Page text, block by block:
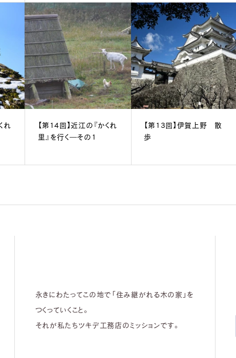
れ
【第14回】近江の『かくれ
里』を行く―その1
【第13回】伊賀上野 散
歩
永きにわたってこの地で「住み継がれる木の家」を
つくっていくこと。
それが私たちツキデ工務店のミッションです。